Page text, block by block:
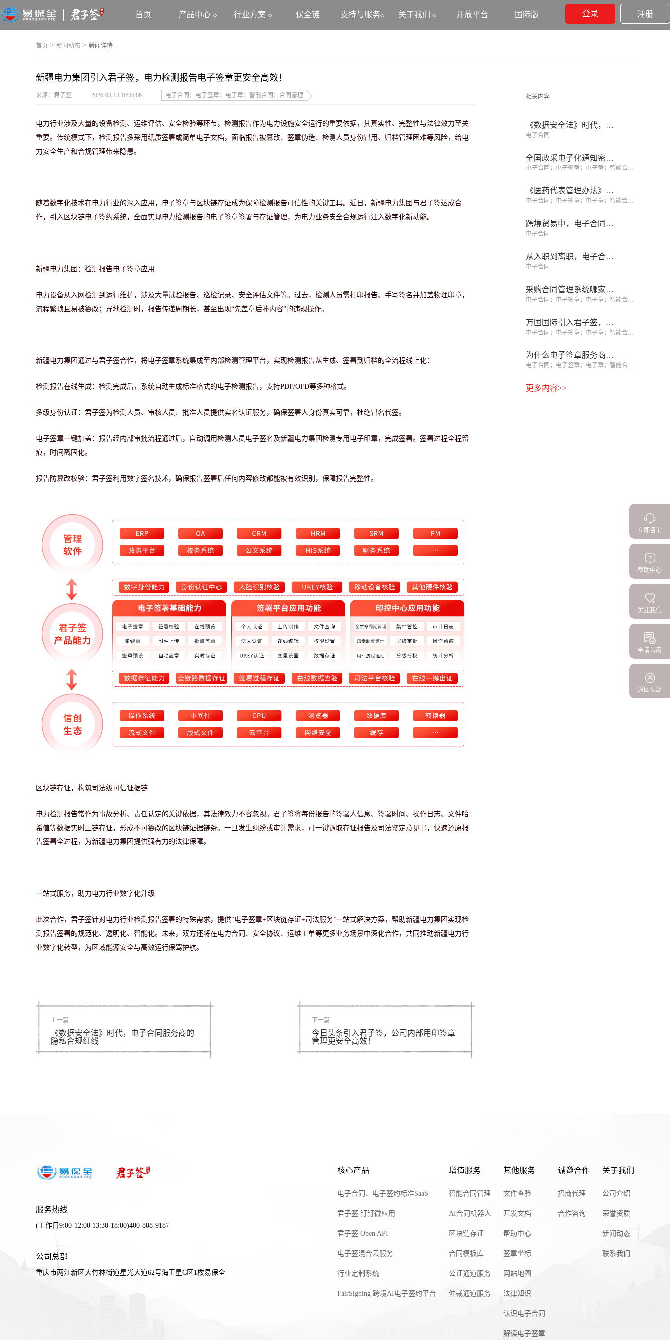
首页 产品中心 行业方案 保全链 支持与服务 关于我们 开放平台 国际版 登录 注册
首页 > 新闻动态 > 新闻详情
新疆电力集团引入君子签，电力检测报告电子签章更安全高效！
来源：君子签 2026-03-13 10:35:06 电子合同；电子签章；电子章；智能合同；合同管理
电力行业涉及大量的设备检测、运维评估、安全检验等环节，检测报告作为电力设施安全运行的重要依据，其真实性、完整性与法律效力至关
重要。传统模式下，检测报告多采用纸质签署或简单电子文档，面临报告被篡改、签章伪造、检测人员身份冒用、归档管理困难等风险，给电
力安全生产和合规管理带来隐患。
随着数字化技术在电力行业的深入应用，电子签章与区块链存证成为保障检测报告可信性的关键工具。近日，新疆电力集团与君子签达成合
作，引入区块链电子签约系统，全面实现电力检测报告的电子签章签署与存证管理，为电力业务安全合规运行注入数字化新动能。
新疆电力集团：检测报告电子签章应用
电力设备从入网检测到运行维护，涉及大量试验报告、巡检记录、安全评估文件等。过去，检测人员需打印报告、手写签名并加盖物理印章，
流程繁琐且易被篡改；异地检测时，报告传递周期长，甚至出现“先盖章后补内容”的违规操作。
新疆电力集团通过与君子签合作，将电子签章系统集成至内部检测管理平台，实现检测报告从生成、签署到归档的全流程线上化：
检测报告在线生成： 检测完成后，系统自动生成标准格式的电子检测报告，支持PDF/OFD等多种格式。
多级身份认证： 君子签为检测人员、审核人员、批准人员提供实名认证服务，确保签署人身份真实可靠，杜绝冒名代签。
电子签章一键加盖： 报告经内部审批流程通过后，自动调用检测人员电子签名及新疆电力集团检测专用电子印章，完成签署。签署过程全程留
痕，时间戳固化。
报告防篡改校验： 君子签利用数字签名技术，确保报告签署后任何内容修改都能被有效识别，保障报告完整性。
区块链存证，构筑司法级可信证据链
电力检测报告常作为事故分析、责任认定的关键依据，其法律效力不容忽视。君子签将每份报告的签署人信息、签署时间、操作日志、文件哈
希值等数据实时上链存证，形成不可篡改的区块链证据链条。一旦发生纠纷或审计需求，可一键调取存证报告及司法鉴定意见书，快速还原报
告签署全过程，为新疆电力集团提供强有力的法律保障。
一站式服务，助力电力行业数字化升级
此次合作，君子签针对电力行业检测报告签署的特殊需求，提供“电子签章+区块链存证+司法服务”一站式解决方案，帮助新疆电力集团实现检
测报告签署的规范化、透明化、智能化。未来，双方还将在电力合同、安全协议、运维工单等更多业务场景中深化合作，共同推动新疆电力行
业数字化转型，为区域能源安全与高效运行保驾护航。
上一篇
《数据安全法》时代，电子合同服务商的
隐私合规红线
下一篇
今日头条引入君子签，公司内部用印签章
管理更安全高效！
相关内容
《数据安全法》时代，电子合同服务商的隐私合规红线
电子合同
全国政采电子化通知密集落地，君子签解析政采电子化的核心引擎
电子合同；电子签章；电子章；智能合同；合同管理
《医药代表管理办法》落地，电子签约筑牢药企合规防线
电子合同；电子签章；电子章；智能合同；合同管理
跨境贸易中，电子合同如何跨越法域与语言的鸿沟
电子合同
从入职到离职，电子合同如何覆盖员工全生命周期
电子合同
采购合同管理系统哪家强？6款产品亲测与3条避坑经验
电子合同；电子签章；电子章；智能合同；合同管理
万国国际引入君子签，区块链电子合同助力上万劳务者实现境外就业
电子合同；电子签章；电子章；智能合同；合同管理
为什么电子签章服务商比CA机构更值得选择？你选对了吗？
电子合同；电子签章；电子章；智能合同；合同管理
更多内容>>
立即咨询
帮助中心
关注我们
申请试用
返回顶部
服务热线
(工作日9:00-12:00 13:30-18:00)400-808-9187
公司总部
重庆市两江新区大竹林街道星光大道62号海王星C区1楼易保全
核心产品
电子合同、电子签约标准SaaS
君子签 钉钉微应用
君子签 Open API
电子签混合云服务
行业定制系统
FairSigning 跨境AI电子签约平台
增值服务
智能合同管理
AI合同机器人
区块链存证
合同模板库
公证通道服务
仲裁通道服务
其他服务
文件查验
开发文档
帮助中心
签章坐标
网站地图
法律知识
认识电子合同
解读电子签章
诚邀合作
招商代理
合作咨询
关于我们
公司介绍
荣誉资质
新闻动态
联系我们